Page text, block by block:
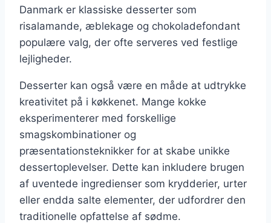
Danmark er klassiske desserter som
risalamande, æblekage og chokoladefondant
populære valg, der ofte serveres ved festlige
lejligheder.
Desserter kan også være en måde at udtrykke
kreativitet på i køkkenet. Mange kokke
eksperimenterer med forskellige
smagskombinationer og
præsentationsteknikker for at skabe unikke
dessertoplevelser. Dette kan inkludere brugen
af uventede ingredienser som krydderier, urter
eller endda salte elementer, der udfordrer den
traditionelle opfattelse af sødme.